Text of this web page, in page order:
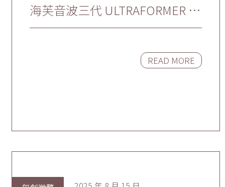
海芙音波三代 ULTRAFORMER III
｜Q彈緊實 臉部+身體一次大滿
READ MORE